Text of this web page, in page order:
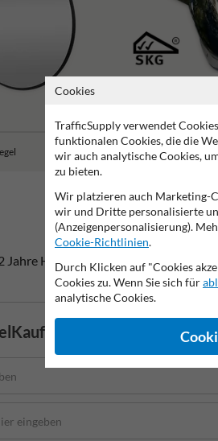
Außenbereichsspiegel
Jahre Herstellergarantie resistent
Cookies
TrafficSupply verwendet
funktionalen Cookies, die die
wir auch analytische Cookies,
zu bieten.
Wir platzieren auch Marketing-
wir und Dritte personalisierte
(Anzeigenpersonalisierung).
Cookie-Richtlinien.
Durch Klicken auf "Cookies
Cookies zu. Wenn Sie sich für
analytische Cookies.